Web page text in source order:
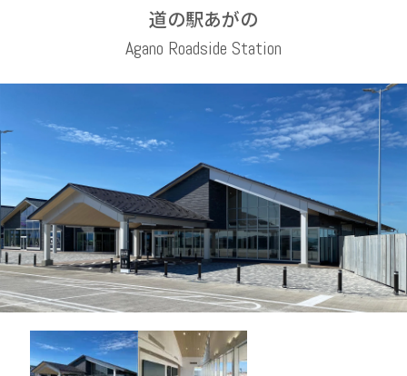
道の駅あがの
Agano Roadside Station